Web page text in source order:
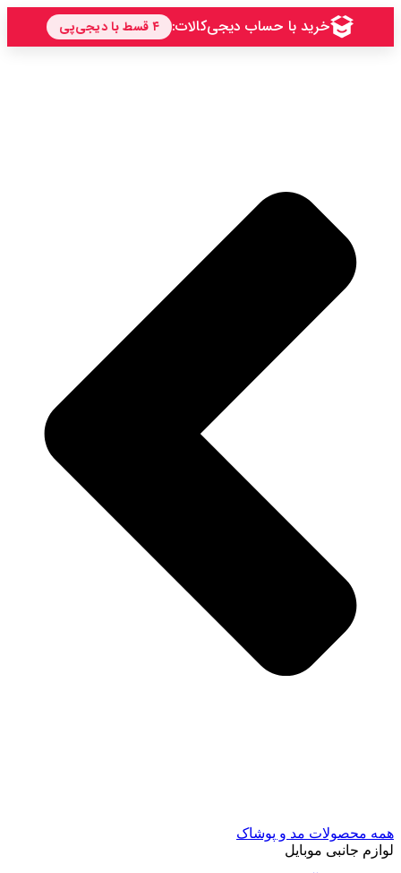
همه محصولات مد و پوشاک
لوازم جانبی موبایل